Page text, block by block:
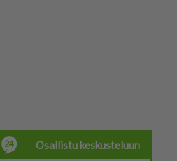
Osallistu keskusteluun